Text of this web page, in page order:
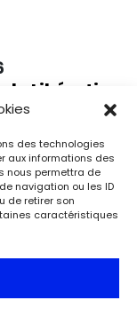
des technologies
aux informations des
nous permettra de
navigation ou les ID
de retirer son
caractéristiques
la Libération
du général
de Paris, le
du général
lettre du 27 août
Yvonne, lui narrant